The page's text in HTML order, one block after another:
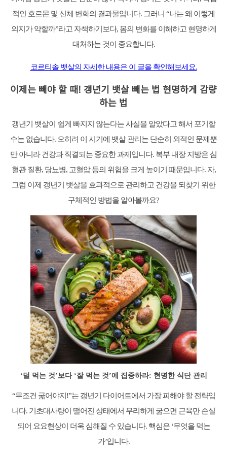
적인 호르몬 및 신체 변화의 결과물입니다. 그러니 “나는 왜 이렇게
의지가 약할까”라고 자책하기보다, 몸의 변화를 이해하고 현명하게
대처하는 것이 중요합니다.
코르티솔 뱃살의 자세한 내용은 이 글을 확인해보세요.
이제는 빼야 할 때! 갱년기 뱃살 빼는 법 현명하게 감량
하는 법
갱년기 뱃살이 쉽게 빠지지 않는다는 사실을 알았다고 해서 포기할
수는 없습니다. 오히려 이 시기에 뱃살 관리는 단순히 외적인 문제뿐
만 아니라 건강과 직결되는 중요한 과제입니다. 복부 내장 지방은 심
혈관 질환, 당뇨병, 고혈압 등의 위험을 크게 높이기 때문입니다. 자,
그럼 이제 갱년기 뱃살을 효과적으로 관리하고 건강을 되찾기 위한
구체적인 방법을 알아볼까요?
‘덜 먹는 것’보다 ‘잘 먹는 것’에 집중하라: 현명한 식단 관리
“무조건 굶어야지!”는 갱년기 다이어트에서 가장 피해야 할 전략입
니다. 기초대사량이 떨어진 상태에서 무리하게 굶으면 근육만 손실
되어 요요현상이 더욱 심해질 수 있습니다. 핵심은 ‘무엇을 먹는
가’입니다.